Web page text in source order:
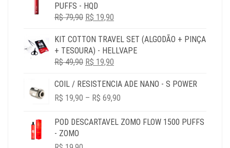
ERA:
R$ 79,90.
PUFFS - HQD
R$79,90 O
ORIGINAL
ERA:
R$ 79,90.
R$ 19,90
ATUAL
É:
KIT COTTON TRAVEL SET (ALGODÃO + PINÇA
+ TESOURA) - HELLVAPE
R$49,90 O
ORIGINAL
ERA:
R$ 19,90
ATUAL
É:
COIL / RESISTENCIA ADE NANO - S POWER
R$ 19,90 – R$ 69,90
R$ 19,90
POD DESCARTAVEL ZOMO FLOW 1500 PUFFS
- ZOMO